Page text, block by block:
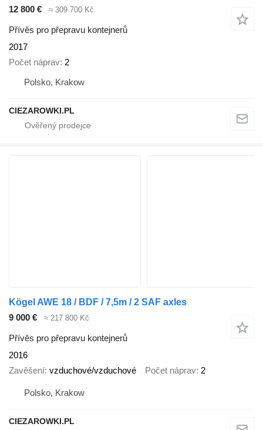
12 800 €
≈ 309 700 Kč
Přívěs pro přepravu kontejnerů
2017
Počet náprav 2
Polsko, Krakow
CIEZAROWKI.PL
Kögel AWE 18 / BDF / 7,5m / 2 SAF axles
9 000 €
≈ 217 800 Kč
Přívěs pro přepravu kontejnerů
2016
Zavěšení vzduchové/vzduchové Počet náprav 2
Polsko, Krakow
CIEZAROWKI.PL